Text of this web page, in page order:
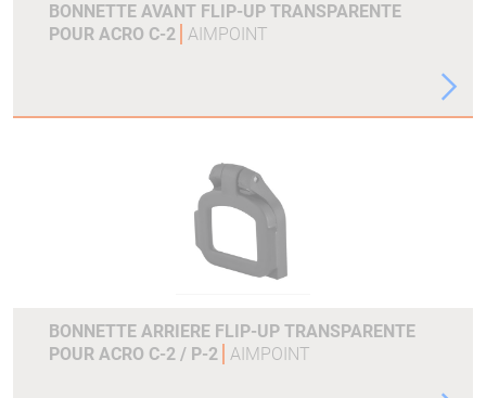
BONNETTE AVANT FLIP-UP TRANSPARENTE
POUR ACRO C-2 AIMPOINT
BONNETTE ARRIERE FLIP-UP TRANSPARENTE
POUR ACRO C-2 / P-2 AIMPOINT